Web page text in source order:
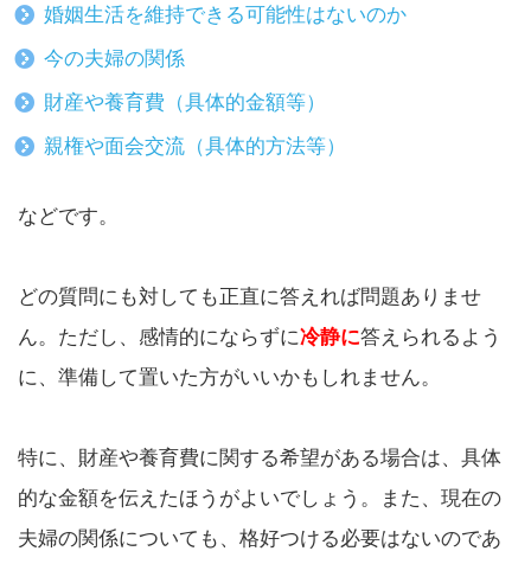
婚姻生活を維持できる可能性はないのか
今の夫婦の関係
財産や養育費（具体的金額等）
親権や面会交流（具体的方法等）
などです。
どの質問にも対しても正直に答えれば問題ありませ
ん。ただし、感情的にならずに冷静に答えられるよう
に、準備して置いた方がいいかもしれません。
特に、財産や養育費に関する希望がある場合は、具体
的な金額を伝えたほうがよいでしょう。また、現在の
夫婦の関係についても、格好つける必要はないのであ